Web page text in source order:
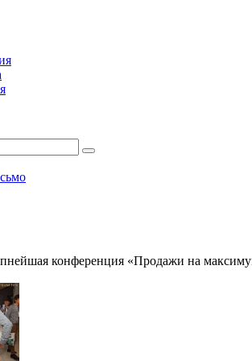
конференция «Продажи на